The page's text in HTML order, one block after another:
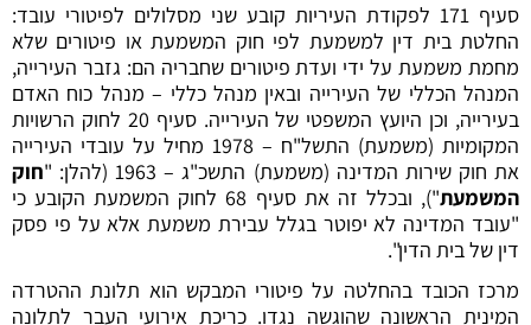
סעיף 171 לפקודת העיריות קובע שני מסלולים לפיטורי עובד:
החלטת בית דין למשמעת לפי חוק המשמעת או פיטורים שלא
מחמת משמעת על ידי ועדת פיטורים שחבריה הם: גזבר העירייה,
המנהל הכללי של העירייה ובאין מנהל כללי – מנהל כוח האדם
בעירייה, וכן היועץ המשפטי של העירייה. סעיף 20 לחוק הרשויות
המקומיות (משמעת) התשל"ח – 1978 מחיל על עובדי העירייה
את חוק שירות המדינה (משמעת) התשכ"ג – 1963 (להלן: "
חוק
המשמעת
"), ובכלל זה את סעיף 68 לחוק המשמעת הקובע כי
"עובד המדינה לא יפוטר בגלל עבירת משמעת אלא על פי פסק
דין של בית הדין".
מרכז הכובד בהחלטה על פיטורי המבקש הוא תלונת ההטרדה
המינית הראשונה שהוגשה נגדו. כריכת אירועי העבר לתלונה